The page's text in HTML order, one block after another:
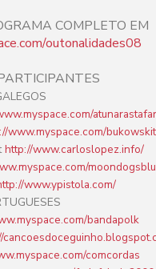
COMPLETO EM
outonalidades08
www.myspace.com/
http://www.carloslopez.info/
www.ypistola.com/
bandapolk
comcordas